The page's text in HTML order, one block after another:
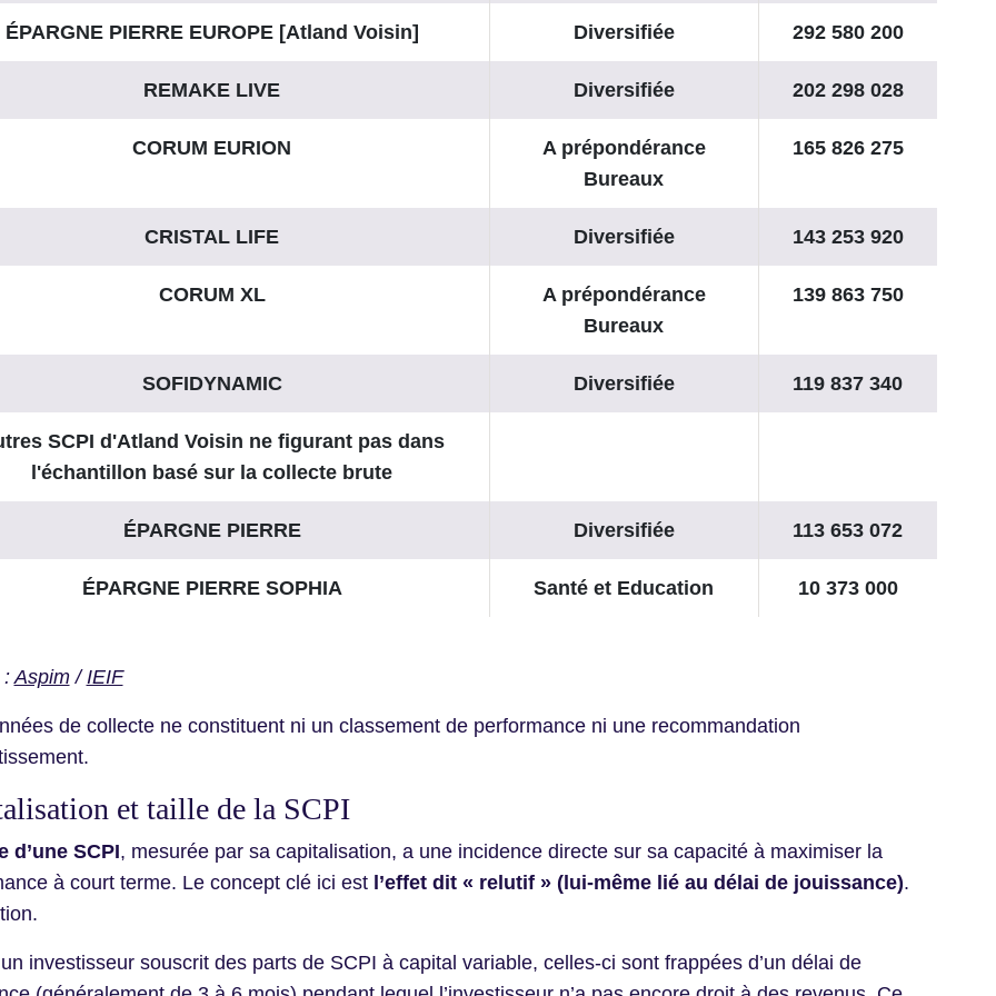
ÉPARGNE PIERRE EUROPE [Atland Voisin] Diversifiée 292 580 200
REMAKE LIVE Diversifiée 202 298 028
CORUM EURION
A prépondérance
Bureaux
165 826 275
CRISTAL LIFE Diversifiée 143 253 920
CORUM XL
A prépondérance
Bureaux
139 863 750
SOFIDYNAMIC Diversifiée 119 837 340
SCPI d'Atland Voisin ne figurant pas dans
l'échantillon basé sur la collecte brute
ÉPARGNE PIERRE Diversifiée 113 653 072
ÉPARGNE PIERRE SOPHIA Santé et Education 10 373 000
:Aspim/IEIF
de collecte ne constituent ni un classement de performance ni une recommandation
et taille de la SCPI
d’une SCPI, mesurée par sa capitalisation, a une incidence directe sur sa capacité à maximiser la
à court terme. Le concept clé ici est l’effet dit « relutif » (lui-même lié au délai de jouissance).
investisseur souscrit des parts de SCPI à capital variable, celles-ci sont frappées d’un délai de